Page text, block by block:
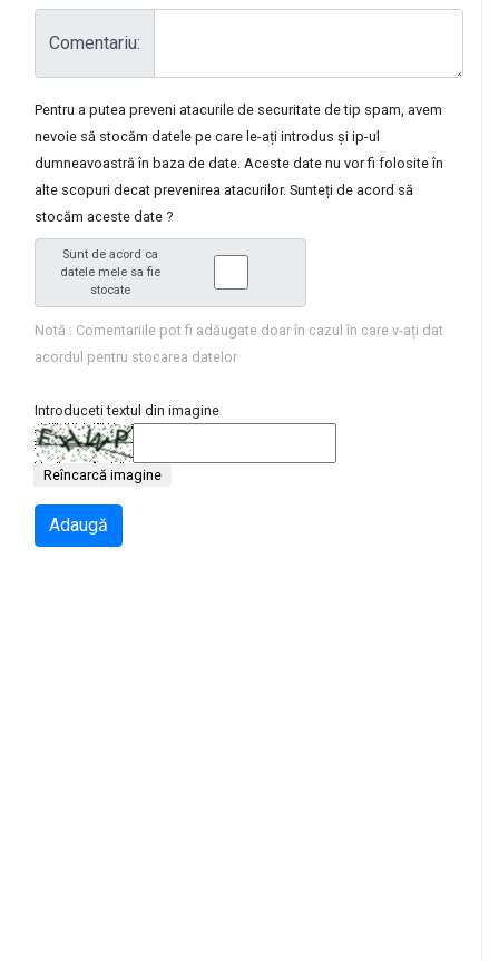
Comentariu:
Pentru a putea preveni atacurile de securitate de tip spam, avem
nevoie să stocăm datele pe care le-ați introdus și ip-ul
dumneavoastră în baza de date. Aceste date nu vor fi folosite în
alte scopuri decat prevenirea atacurilor. Sunteți de acord să
stocăm aceste date ?
Sunt de acord ca
datele mele sa fie
stocate
Notă : Comentariile pot fi adăugate doar în cazul în care v-ați dat
acordul pentru stocarea datelor
Introduceti textul din imagine
Reîncarcă imagine
Adaugă